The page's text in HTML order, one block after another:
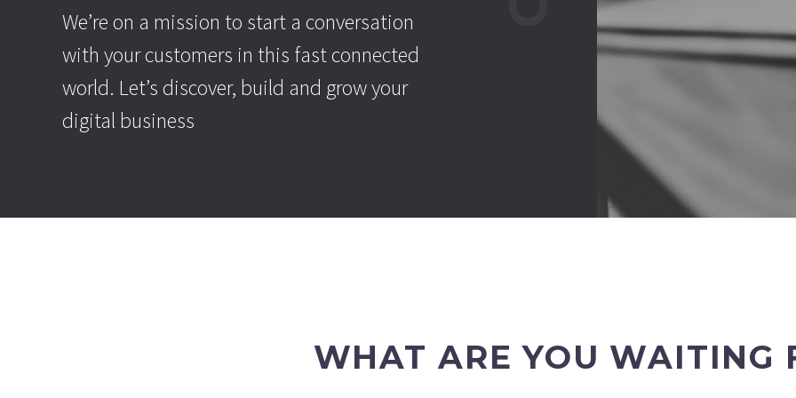
We’re on a mission to start a conversation
with your customers in this fast connected
world. Let’s discover, build and grow your
digital business
WHAT ARE YOU WAITING